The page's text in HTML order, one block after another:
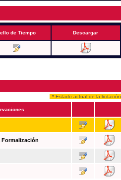
de Tiempo Descargar
* Estado actual de la licitación
Formalización